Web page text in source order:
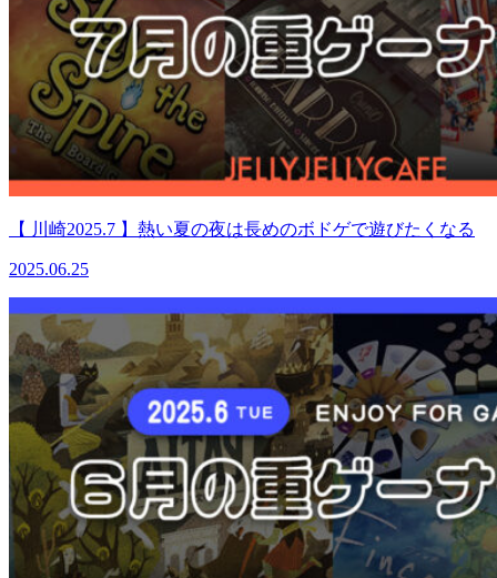
【 川崎2025.7 】熱い夏の夜は長めのボドゲで遊びたくなる
2025.06.25